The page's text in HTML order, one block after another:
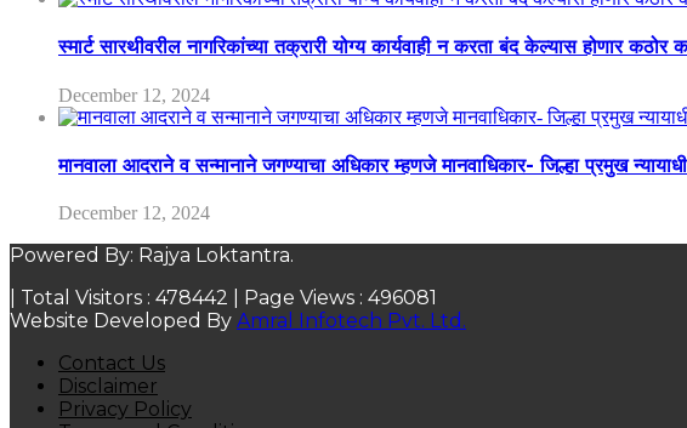
स्मार्ट सारथीवरील नागरिकांच्या तक्रारी योग्य कार्यवाही न करता बंद केल्यास होणार कठोर
December 12, 2024
मानवाला आदराने व सन्मानाने जगण्याचा अधिकार म्हणजे मानवाधिकार- जिल्हा प्रमुख
December 12, 2024
Powered By: Rajya Loktantra.
| Total Visitors : 478442 | Page Views : 496081
Website Developed By Amral Infotech Pvt. Ltd.
Contact Us
Disclaimer
Privacy Policy